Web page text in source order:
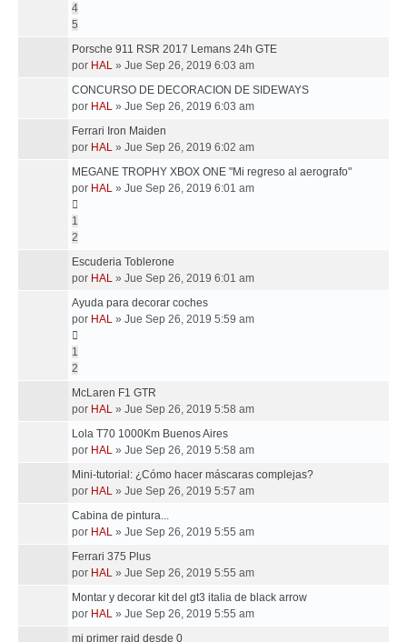
4
5
Porsche 911 RSR 2017 Lemans 24h GTE
por HAL » Jue Sep 26, 2019 6:03 am
CONCURSO DE DECORACION DE SIDEWAYS
por HAL » Jue Sep 26, 2019 6:03 am
Ferrari Iron Maiden
por HAL » Jue Sep 26, 2019 6:02 am
MEGANE TROPHY XBOX ONE "Mi regreso al aerografo"
por HAL » Jue Sep 26, 2019 6:01 am
1
2
Escuderia Toblerone
por HAL » Jue Sep 26, 2019 6:01 am
Ayuda para decorar coches
por HAL » Jue Sep 26, 2019 5:59 am
1
2
McLaren F1 GTR
por HAL » Jue Sep 26, 2019 5:58 am
Lola T70 1000Km Buenos Aires
por HAL » Jue Sep 26, 2019 5:58 am
Mini-tutorial: ¿Cómo hacer máscaras complejas?
por HAL » Jue Sep 26, 2019 5:57 am
Cabina de pintura...
por HAL » Jue Sep 26, 2019 5:55 am
Ferrari 375 Plus
por HAL » Jue Sep 26, 2019 5:55 am
Montar y decorar kit del gt3 italia de black arrow
por HAL » Jue Sep 26, 2019 5:55 am
mi primer raid desde 0